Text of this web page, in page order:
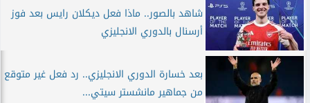
شاهد بالصور.. ماذا فعل ديكلان رايس بعد فوز
أرسنال بالدوري الانجليزي
بعد خسارة الدوري الانجليزي.. رد فعل غير متوقع
من جماهير مانشستر سيتي...